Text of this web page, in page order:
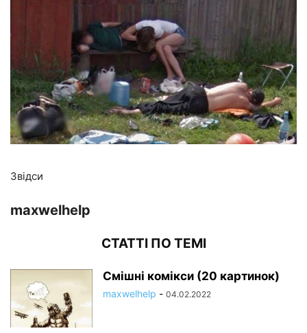
Звідси
maxwelhelp
СТАТТІ ПО ТЕМІ
Смішні комікси (20 картинок)
maxwelhelp - 04.02.2022